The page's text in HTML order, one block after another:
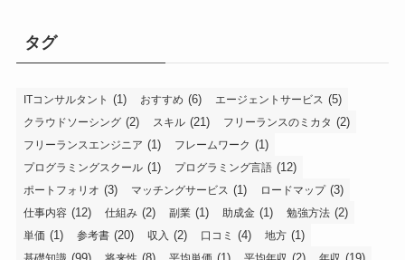
タグ
ITコンサルタント (1) おすすめ (6) エージェントサービス (5)
クラウドソーシング (2) スキル (21) フリーランスのミカタ (2)
フリーランスエンジニア (1) フレームワーク (1)
プログラミングスクール (1) プログラミング言語 (12)
ポートフォリオ (3) マッチングサービス (1) ロードマップ(3)
仕事内容 (12) 仕組み (2) 副業 (1) 助成金 (1) 勉強方法 (2)
単価 (1) 参考書 (20) 収入 (2) 口コミ (4) 地方 (1)